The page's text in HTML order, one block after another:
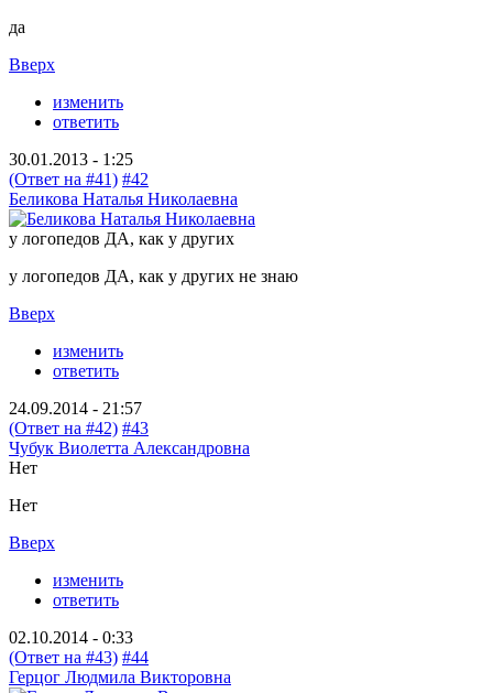
да
Вверх
изменить
ответить
30.01.2013 - 1:25
(Ответ на #41) #42
Беликова Наталья Николаевна
у логопедов ДА, как у других
у логопедов ДА, как у других не знаю
Вверх
изменить
ответить
24.09.2014 - 21:57
(Ответ на #42) #43
Чубук Виолетта Александровна
Нет
Нет
Вверх
изменить
ответить
02.10.2014 - 0:33
(Ответ на #43) #44
Герцог Людмила Викторовна